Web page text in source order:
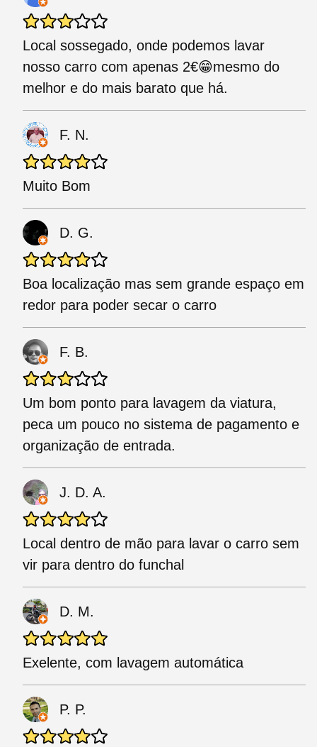
Local sossegado, onde podemos lavar
nosso carro com apenas 2€😁mesmo do
melhor e do mais barato que há.
F. N.
Muito Bom
D. G.
Boa localização mas sem grande espaço em
redor para poder secar o carro
F. B.
Um bom ponto para lavagem da viatura,
peca um pouco no sistema de pagamento e
organização de entrada.
J. D. A.
Local dentro de mão para lavar o carro sem
vir para dentro do funchal
D. M.
Exelente, com lavagem automática
P. P.